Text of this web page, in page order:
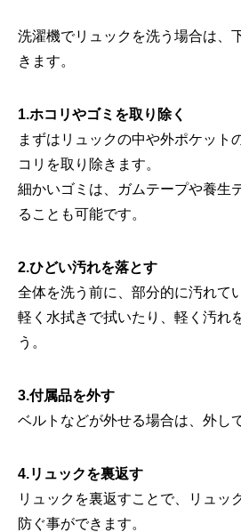
洗濯機でリュックを洗う場合は、
きます。
1.ホコリやゴミを取り除く
まずはリュックの中や外ポケット
コリを取り除きます。
細かいゴミは、ガムテープや養生
ることも可能です。
2.ひどい汚れを落とす
全体を洗う前に、部分的に汚れて
軽く水拭きで拭いたり、軽く汚れ
う。
3.付属品を外す
ベルトなどが外せる場合は、外し
4.リュックを裏返す
リュックを裏返すことで、リュッ
防ぐ事ができます。